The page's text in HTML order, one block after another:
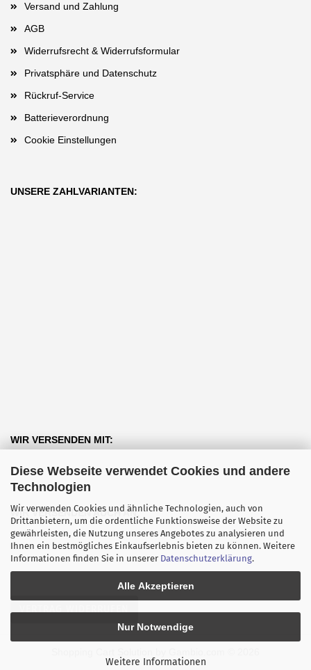
Diese Webseite verwendet Cookies und andere
Technologien
Wir verwenden Cookies und ähnliche Technologien, auch von
Drittanbietern, um die ordentliche Funktionsweise der Website zu
gewährleisten, die Nutzung unseres Angebotes zu analysieren und
Ihnen ein bestmögliches Einkaufserlebnis bieten zu können. Weitere
Informationen finden Sie in unserer Datenschutzerklärung.
Alle Akzeptieren
Nur Notwendige
Weitere Informationen
Versand und Zahlung
AGB
Widerrufsrecht & Widerrufsformular
Privatsphäre und Datenschutz
Rückruf-Service
Batterieverordnung
Cookie Einstellungen
UNSERE ZAHLVARIANTEN:
WIR VERSENDEN MIT:
WIR VERSENDEN AUCH AN: